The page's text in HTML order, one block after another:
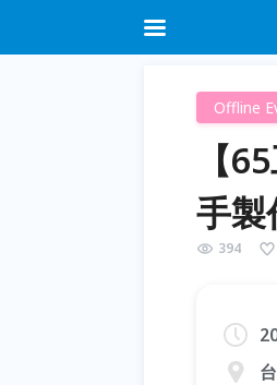
Offline
【
手製
394